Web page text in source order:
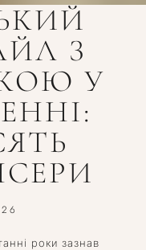
З
У
роки зазнав